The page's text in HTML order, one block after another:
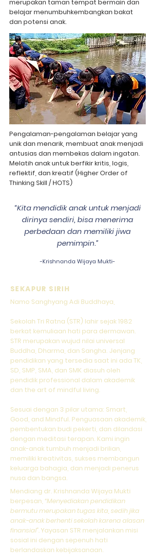
merupakan taman tempat bermain dan
belajar menumbuhkembangkan bakat
dan potensi anak.
Pengalaman-pengalaman belajar yang
unik dan menarik, membuat anak menjadi
antusias dan membekas dalam ingatan.
Melatih anak untuk berfikir kritis, logis,
reflektif, dan kreatif (Higher Order of
Thinking Skill / HOTS)
“Kita mendidik anak untuk menjadi
dirinya sendiri, bisa menerima
perbedaan dan memiliki jiwa
pemimpin.”
-Krishnanda Wijaya Mukti-
Mendiang dr. Krishnanda Wijaya Mukti
berpesan, “Menyediakan pendidikan
bermutu merupakan tugas kita, sedih jika
anak-anak berhenti sekolah karena alasan
finansial”.Yayasan STR menjalankan misi
sosial ini dengan sepenuh hati
berlandaskan kebijaksanaan.
Namo Sanghyang Adi Buddhaya,
Sekolah Tri Ratna (STR) lahir sejak 1982
berkat kemuliaan hati para dermawan.
STR merupakan wujud nilai universal
Buddha, Dharma, dan Sangha. Jenjang
pendidikan yang tersedia saat ini ada TK,
SD, SMP, SMA, dan SMK diasuh oleh
pendidik professional dalam akademik
dan the art of mindful living.
Sesuai dengan 3 pilar utama: Smart,
Good, and Mindful. Penguasaan akademik,
pembentukan budi pekerti, dan dilandasi
dengan meditasi terapan. Kami ingin
anak-anak tumbuh menjadi brilian,
memiliki kreativitas, sukses membangun
keluarga bahagia, dan menjadi penerus
nusa dan bangsa.
SEKAPUR SIRIH